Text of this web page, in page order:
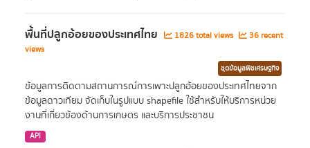
พื้นที่ปลูกอ้อยของประเทศไทย 1826 total views
36 recent
views
ชุดข้อมูลพืชเศรษฐกิจ
ข้อมูลการติดตามสถานการณ์การเพาะปลูกอ้อยของประเทศไทยจาก
ข้อมูลดาวเทียม จัดเก็บในรูปแบบ shapefile ใช้สำหรับให้บริการหน่วย
งานที่เกี่ยวข้องด้านการเกษตร และบริการประชาชน
API